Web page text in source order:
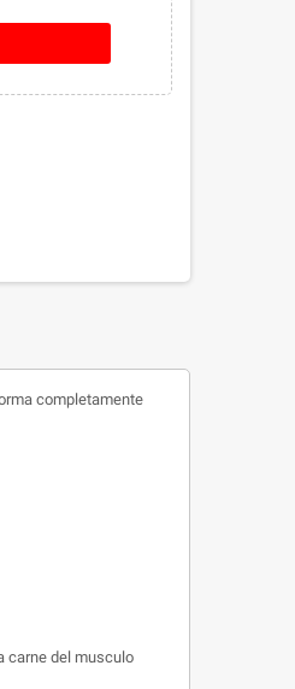
completamente
carne del musculo